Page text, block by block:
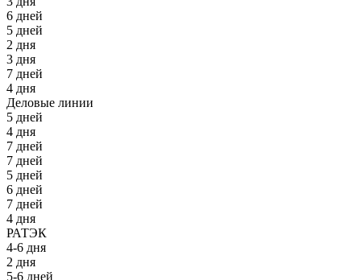
6 дней
5 дней
2 дня
3 дня
7 дней
4 дня
Деловые линии
5 дней
4 дня
7 дней
7 дней
5 дней
6 дней
7 дней
4 дня
РАТЭК
4-6 дня
2 дня
5-6 дней